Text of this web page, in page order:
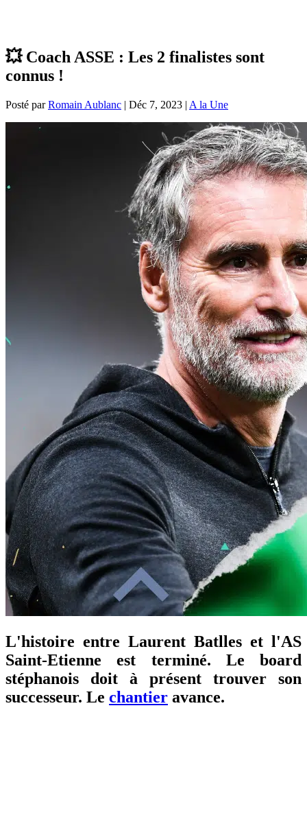
💥 Coach ASSE : Les 2 finalistes sont
connus !
Posté parRomain Aublanc | Déc 7, 2023 | A la Une
L'histoire entre Laurent Batlles et l'AS
Saint-Etienne est terminé. Le board
stéphanois doit à présent trouver son
successeur. Le chantier avance.